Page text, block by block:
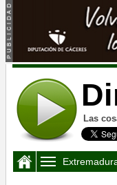
Las